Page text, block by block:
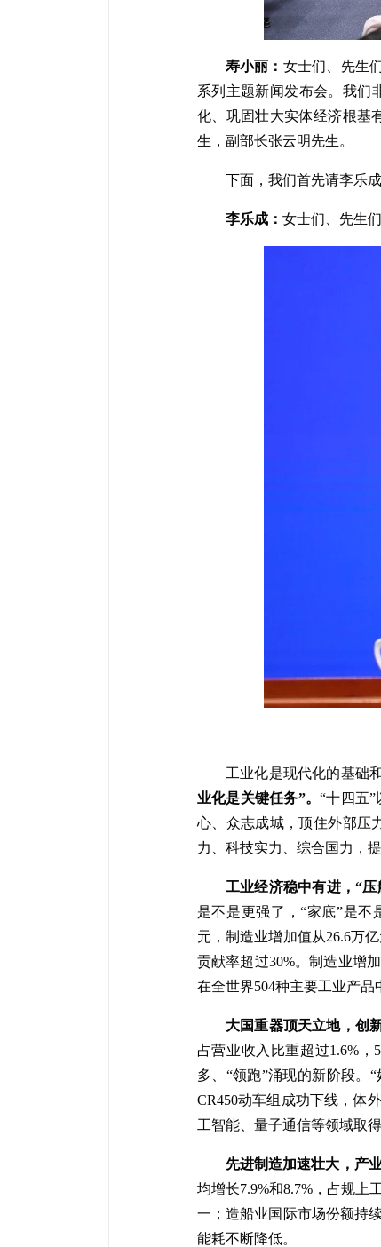
寿小丽： 女士们、先生
系列主题新闻发布会。我们
化、巩固壮大实体经济根基
生，副部长张云明先生。
下面，我们首先请李乐
李乐成： 女士们、先生
工业化是现代化的基础
业化是关键任务”。“十四五
心、众志成城，顶住外部压
力、科技实力、综合国力，
工业经济稳中有进，“
是不是更强了，“家底”是不
元，制造业增加值从26.6万
贡献率超过30%。制造业增
在全世界504种主要工业产品
大国重器顶天立地，创
占营业收入比重超过1.6%
多、“领跑”涌现的新阶段。
CR450动车组成功下线，体
工智能、量子通信等领域取
先进制造加速壮大，产
均增长7.9%和8.7%，占规上
一；造船业国际市场份额持
能耗不断降低。